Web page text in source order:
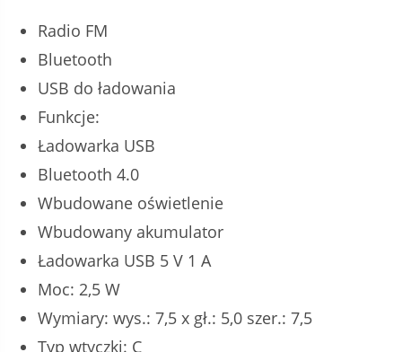
Radio FM
Bluetooth
USB do ładowania
Funkcje:
Ładowarka USB
Bluetooth 4.0
Wbudowane oświetlenie
Wbudowany akumulator
Ładowarka USB 5 V 1 A
Moc: 2,5 W
Wymiary: wys.: 7,5 x gł.: 5,0 szer.: 7,5
Typ wtyczki: C